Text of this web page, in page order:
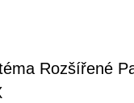
Rozšířené